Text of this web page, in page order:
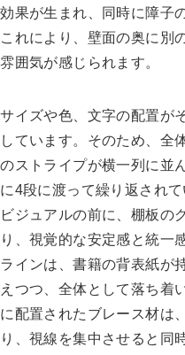
果が生まれ、同時に障子
れにより、壁面の奥に別
囲気が感じられます。
イズや色、文字の配置が
ています。そのため、全
ストライプが横一列に並
4段に渡って繰り返され
ジュアルの前に、棚板の
、視覚的な安定感と統一
インは、書籍の背表紙が
つつ、全体として落ち着
配置されたブレース材は
、視線を集中させると同